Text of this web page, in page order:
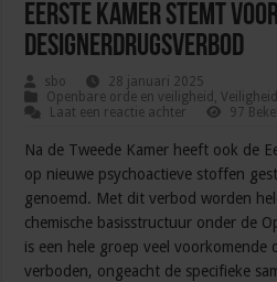
Eerste Kamer stemt
designerdrugsverbod
sbo
28 januari 2025
Openbare orde en veiligheid ,Veiligheid
Laat een reactie achter
97
Na de Tweede Kamer heeft ook de
op nieuwe psychoactieve stoffen
genoemd. Met dit verbod worden
chemische basisstructuur onder de
is een hele groep veel voorkomende
verboden, ongeacht de specifieke